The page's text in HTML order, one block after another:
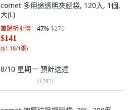
comet 多用途透明夾鏈袋, 120入, 1個,
大(L)
首購折扣價 47%$270
$141
($1.18/1張)
8/10 星期一 預計送達
(1292)